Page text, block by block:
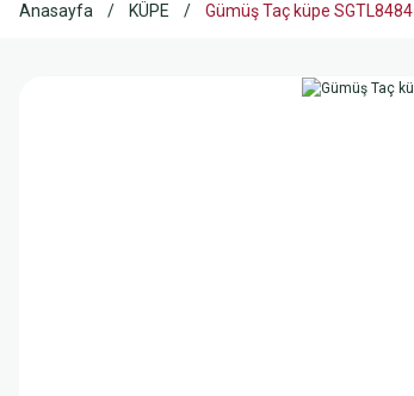
Anasayfa KÜPE Gümüş Taç küpe SGTL8484